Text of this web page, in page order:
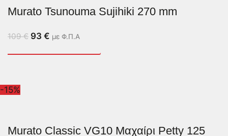
Murato Tsunouma Sujihiki 270 mm
109€ 93 € με Φ.Π.Α
-15%
Murato Classic VG10 Μαχαίρι Petty 125